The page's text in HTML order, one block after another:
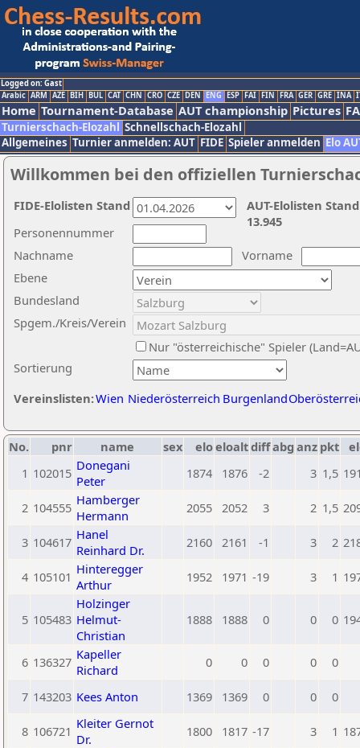
Logged on: Gast
Arabic ARM AZE BIH BUL CAT CHN CRO CZE DEN ENG ESP FAI FIN FRA GER GRE INA
Home Tournament-Database AUT championship Pictures
Turnierschach-Elozahl Schnellschach-Elozahl
Allgemeines Turnier anmelden: AUT FIDE Spieler anmelden Elo
Willkommen bei den offiziellen
Nachname
Vorname
Ebene
Sortierung
Personennummer
Bundesland
Spgem./Kreis/Verein
Nur "österreichische" Spieler
Vereinslisten:Wien Niederösterreich Burgenland
AUT-Elolisten
13.945
FIDE-Elolisten Stand
No. pnr name sex eloeloaltdiffabg anz pkt
1 102015 Donegani
Peter
1874 1876 -2 3 1,5
2 104555 Hamberger
Hermann
2055 2052 3 2 1,5
3 104617 Hanel
Reinhard Dr.
2160 2161 -1 3 2
4 105101 Hinteregger
Arthur
1952 1971 -19 3 1
5 105483
Holzinger
Helmut-
Christian
1888 1888 0 0 0
6 136327 Kapeller
Richard
0 0 0 0 0
7 143203 Kees Anton 1369 1369 0 0 0
8 106721 Kleiter Gernot
Dr.
1800 1817 -17 3 1